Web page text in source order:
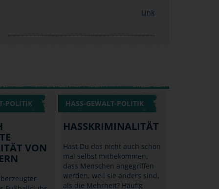
Link
POLITIK
VON
HASS-GEWALT-POLITIK
HASSKRIMINALITÄT
Hast Du das nicht auch schon
mal selbst mitbekommen,
dass Menschen angegriffen
werden, weil sie anders sind,
als die Mehrheit? Häufig